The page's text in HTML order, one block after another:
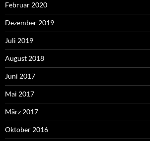
Februar 2020
Dezember 2019
Juli 2019
August 2018
Juni 2017
Mai 2017
März 2017
Oktober 2016